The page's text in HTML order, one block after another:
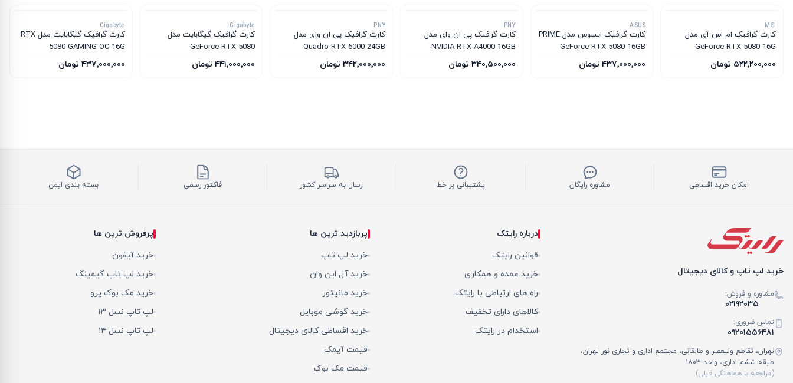
MSI
کارت گرافیک ام‌ اس‌ آی مدل
GeForce RTX 5080 16G
VENTUS 3X OC WHITE
۵۲۲٬۲۰۰٬۰۰۰ تومان
ASUS
کارت گرافیک ایسوس مدل PRIME
GeForce RTX 5080 16GB
GDDR7 OC Edition
۴۳۷٬۰۰۰٬۰۰۰ تومان
PNY
کارت گرافیک پی ان وای مدل
NVIDIA RTX A4000 16GB
۳۴۰٬۵۰۰٬۰۰۰ تومان
PNY
کارت گرافیک پی ان وای مدل
Quadro RTX 6000 24GB
۳۴۲٬۰۰۰٬۰۰۰ تومان
Gigabyte
کارت گرافیک گیگابایت مدل
GeForce RTX 5080
WINDFORCE OC SFF 16G
۴۴۱٬۰۰۰٬۰۰۰ تومان
Gigabyte
کارت گرافیک گیگابایت مدل RTX
5080 GAMING OC 16G
۴۳۷٬۰۰۰٬۰۰۰ تومان
امکان خرید اقساطی مشاوره رایگان پشتیبانی بر خط ارسال به سراسر کشور فاکتور رسمی بسته بندی ایمن
خرید لپ تاپ و کالای دیجیتال
مشاوره و فروش:
۰۲۱۹۲۰۳۵
تماس ضروری:
۰۹۲۰۱۵۵۶۴۸۱
تهران، تقاطع ولیعصر و طالقانی، مجتمع اداری و تجاری نور تهران،
طبقه ششم اداری، واحد ۱۸۰۳
(مراجعه با هماهنگی قبلی)
درباره رایتک
قوانین رایتک
خرید عمده و همکاری
راه های ارتباطی با رایتک
کالاهای دارای تخفیف
استخدام در رایتک
پربازدید ترین ها
خرید لپ تاپ
خرید آل این وان
خرید مانیتور
خرید گوشی موبایل
خرید اقساطی کالای دیجیتال
قیمت آیمک
قیمت مک بوک
پرفروش ترین ها
خرید آیفون
خرید لپ تاپ گیمینگ
خرید مک بوک پرو
لپ تاپ نسل ۱۳
لپ تاپ نسل ۱۴